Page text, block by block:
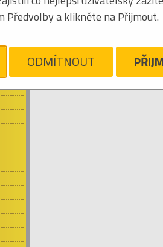
OBEL AGNES
Je nám líto, ale pro daný žánr/kategorii
Předvolby a klikněte na Přijmout.
ODMÍTNOUT